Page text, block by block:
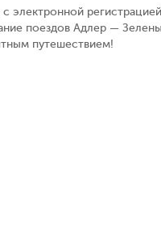
электронной
поездов Адлер —
путешествием!